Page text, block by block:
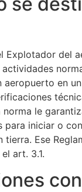
Explotador del
aeropuerto en
le
para iniciar o
tierra. Ese
art. 3.1.